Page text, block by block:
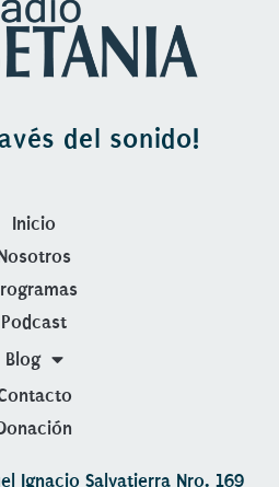
del sonido!
Inicio
Nosotros
Podcast
Blog
Donación
Ignacio Salvatierra Nro. 169